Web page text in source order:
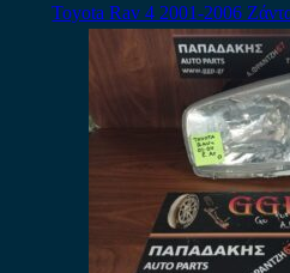
Toyota Rav 4 2001-2006